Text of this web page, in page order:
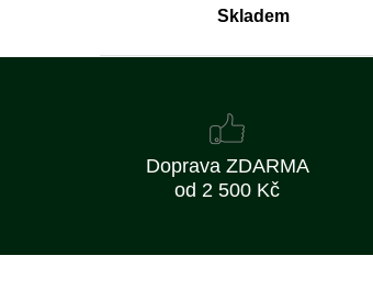
Skladem
Doprava ZDARMA
od 2 500 Kč